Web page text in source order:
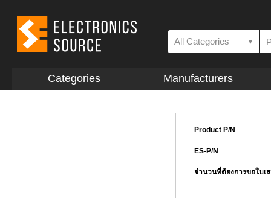
All Categories ▼
Categories Manufacturers
Product P/N
ES-P/N
จำนวนที่ต้องการขอใบเ